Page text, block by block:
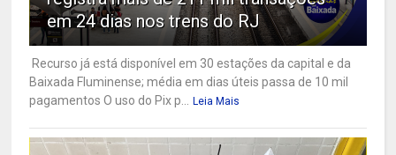
em 24 dias nos trens do RJ
Recurso já está disponível em 30 estações da capital e da
Baixada Fluminense; média em dias úteis passa de 10 mil
pagamentos O uso do Pix p...
Leia Mais